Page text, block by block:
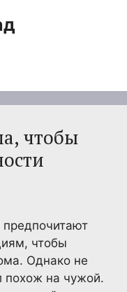
чтобы
чтобы
Однако не
похож на чужой.